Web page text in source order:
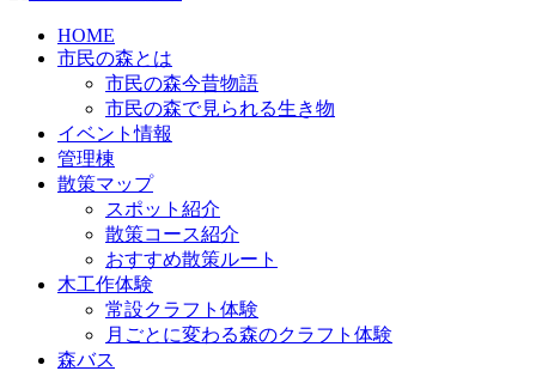
HOME
市民の森とは
市民の森今昔物語
市民の森で見られる生き物
イベント情報
管理棟
散策マップ
スポット紹介
散策コース紹介
おすすめ散策ルート
木工作体験
常設クラフト体験
月ごとに変わる森のクラフト体験
森バス